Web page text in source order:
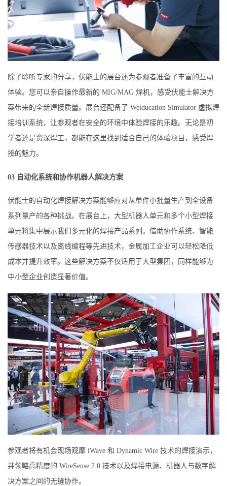
除了聆听专家的分享，伏能士的展台还为参观者准备了丰富的互动
体验。您可以亲自操作最新的 MIG/MAG 焊机，感受伏能士解决方
案带来的全新焊接质量。展台还配备了 Welducation Simulator 虚拟焊
接培训系统，让参观者在安全的环境中体验焊接的乐趣。无论是初
学者还是资深焊工，都能在这里找到适合自己的体验项目，感受焊
接的魅力。
03 自动化系统和协作机器人解决方案
伏能士的自动化焊接解决方案能够应对从单件小批量生产到全设备
系列量产的各种挑战。在展台上，大型机器人单元和多个小型焊接
单元将集中展示我们多元化的焊接产品系列。借助协作系统、智能
传感器技术以及离线编程等先进技术，金属加工企业可以轻松降低
成本并提升效率。这些解决方案不仅适用于大型集团，同样能够为
中小型企业创造显著价值。
参观者将有机会现场观摩 iWave 和 Dynamic Wire 技术的焊接演示，
并领略高精度的 WireSense 2.0 技术以及焊接电源、机器人与数字解
决方案之间的无缝协作。